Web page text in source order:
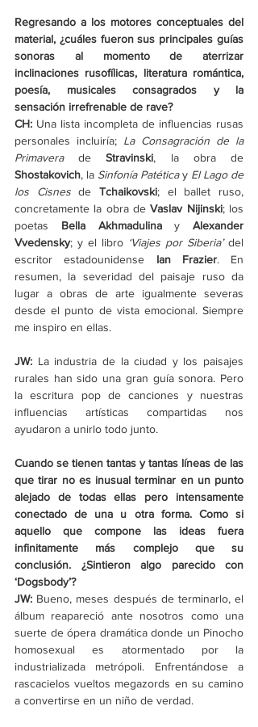
Regresando a los motores conceptuales del
material, ¿cuáles fueron sus principales guías
sonoras al momento de aterrizar
inclinaciones rusofílicas, literatura romántica,
poesía, musicales consagrados y la
sensación irrefrenable de rave?
CH: Una lista incompleta de influencias rusas
personales incluiría; La Consagración de la
Primavera de Stravinski
Shostakovich, la Sinfonía Patética y El Lago de
los Cisnes de Tchaikovski; el ballet ruso,
concretamente la obra de Vaslav Nijinski; los
poetas Bella Akhmadulina y Alexander
Vvedensky; y el libro ‘Viajes por Siberia’ del
escritor estadounidense Ian Frazier. En
resumen, la severidad del paisaje ruso da
lugar a obras de arte igualmente severas
desde el punto de vista emocional. Siempre
me inspiro en ellas.
JW: La industria de la ciudad y los paisajes
rurales han sido una gran guía sonora. Pero
la escritura pop de canciones y nuestras
influencias artísticas compartidas nos
ayudaron a unirlo todo junto.
Cuando se tienen tantas y tantas líneas de las
que tirar no es inusual terminar en un punto
alejado de todas ellas pero intensamente
conectado de una u otra forma. Como si
aquello que compone las ideas fuera
infinitamente más complejo que su
conclusión. ¿Sintieron algo parecido con
‘Dogsbody’?
JW: Bueno, meses después de terminarlo, el
álbum reapareció ante nosotros como una
suerte de ópera dramática donde un Pinocho
homosexual es atormentado por la
industrializada metrópoli. Enfrentándose a
rascacielos vueltos megazords en su camino
a convertirse en un niño de verdad.